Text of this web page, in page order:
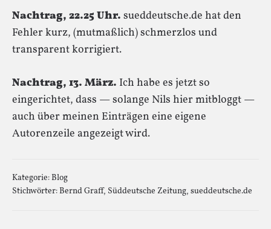
Nachtrag, 22.25 Uhr. sueddeutsche.de hat den
Fehler kurz, (mutmaßlich) schmerzlos und
transparent korrigiert.
Nachtrag, 13. März. Ich habe es jetzt so
eingerichtet, dass — solange Nils hier mitbloggt —
auch über meinen Einträgen eine eigene
Autorenzeile angezeigt wird.
Kategorie:Blog
Stichwörter:Bernd Graff, Süddeutsche Zeitung, sueddeutsche.de